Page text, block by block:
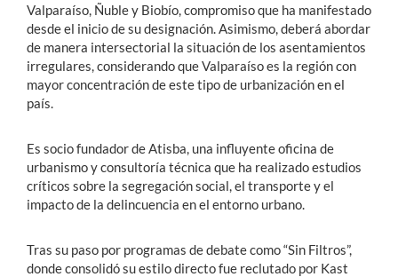
Valparaíso, Ñuble y Biobío, compromiso que ha manifestado
desde el inicio de su designación. Asimismo, deberá abordar
de manera intersectorial la situación de los asentamientos
irregulares, considerando que Valparaíso es la región con
mayor concentración de este tipo de urbanización en el
país.
Es socio fundador de Atisba, una influyente oficina de
urbanismo y consultoría técnica que ha realizado estudios
críticos sobre la segregación social, el transporte y el
impacto de la delincuencia en el entorno urbano.
Tras su paso por programas de debate como “Sin Filtros”,
donde consolidó su estilo directo fue reclutado por Kast